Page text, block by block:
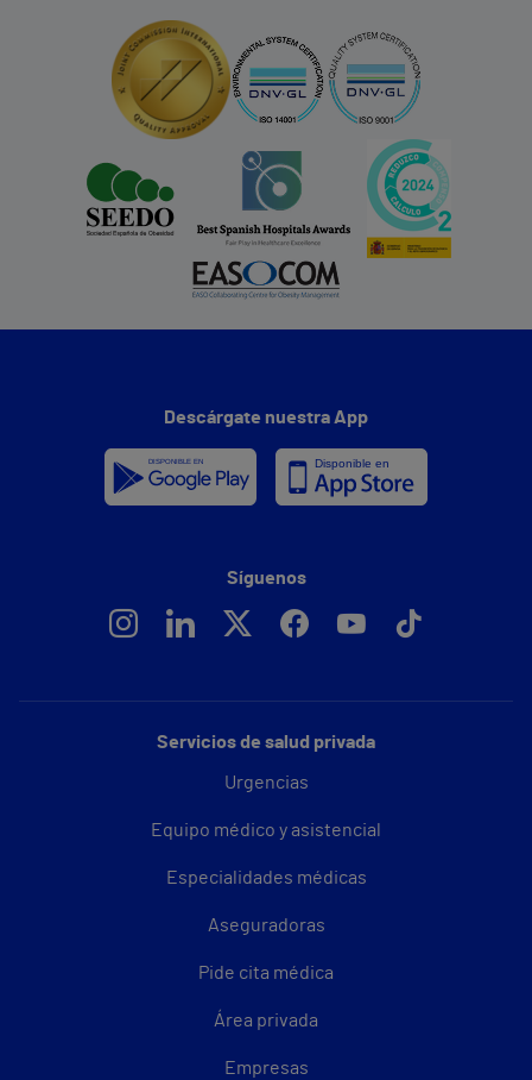
Servicios de salud privada
Urgencias
Equipo médico y asistencial
Especialidades médicas
Aseguradoras
Pide cita médica
Área privada
Empresas
Descárgate nuestra App
Síguenos